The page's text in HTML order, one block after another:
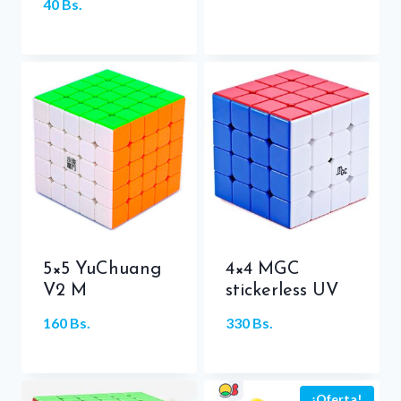
40 Bs.
5×5 YuChuang
V2 M
160 Bs.
4×4 MGC
stickerless UV
330 Bs.